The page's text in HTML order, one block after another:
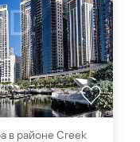
в районе Creek